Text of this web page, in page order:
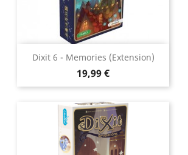
Dixit 6 - Memories (extension)
Prix
19,99 €